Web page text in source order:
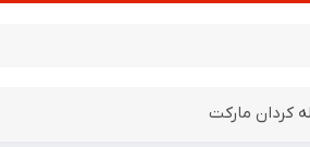
کردان مارکت